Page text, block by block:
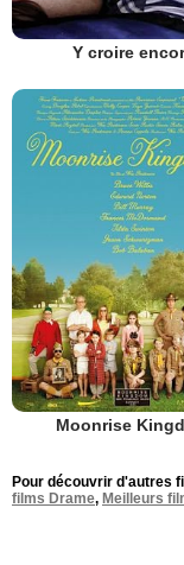
Y croire
Moonrise
Pour découvrir d'autres
films Drame, Meilleurs